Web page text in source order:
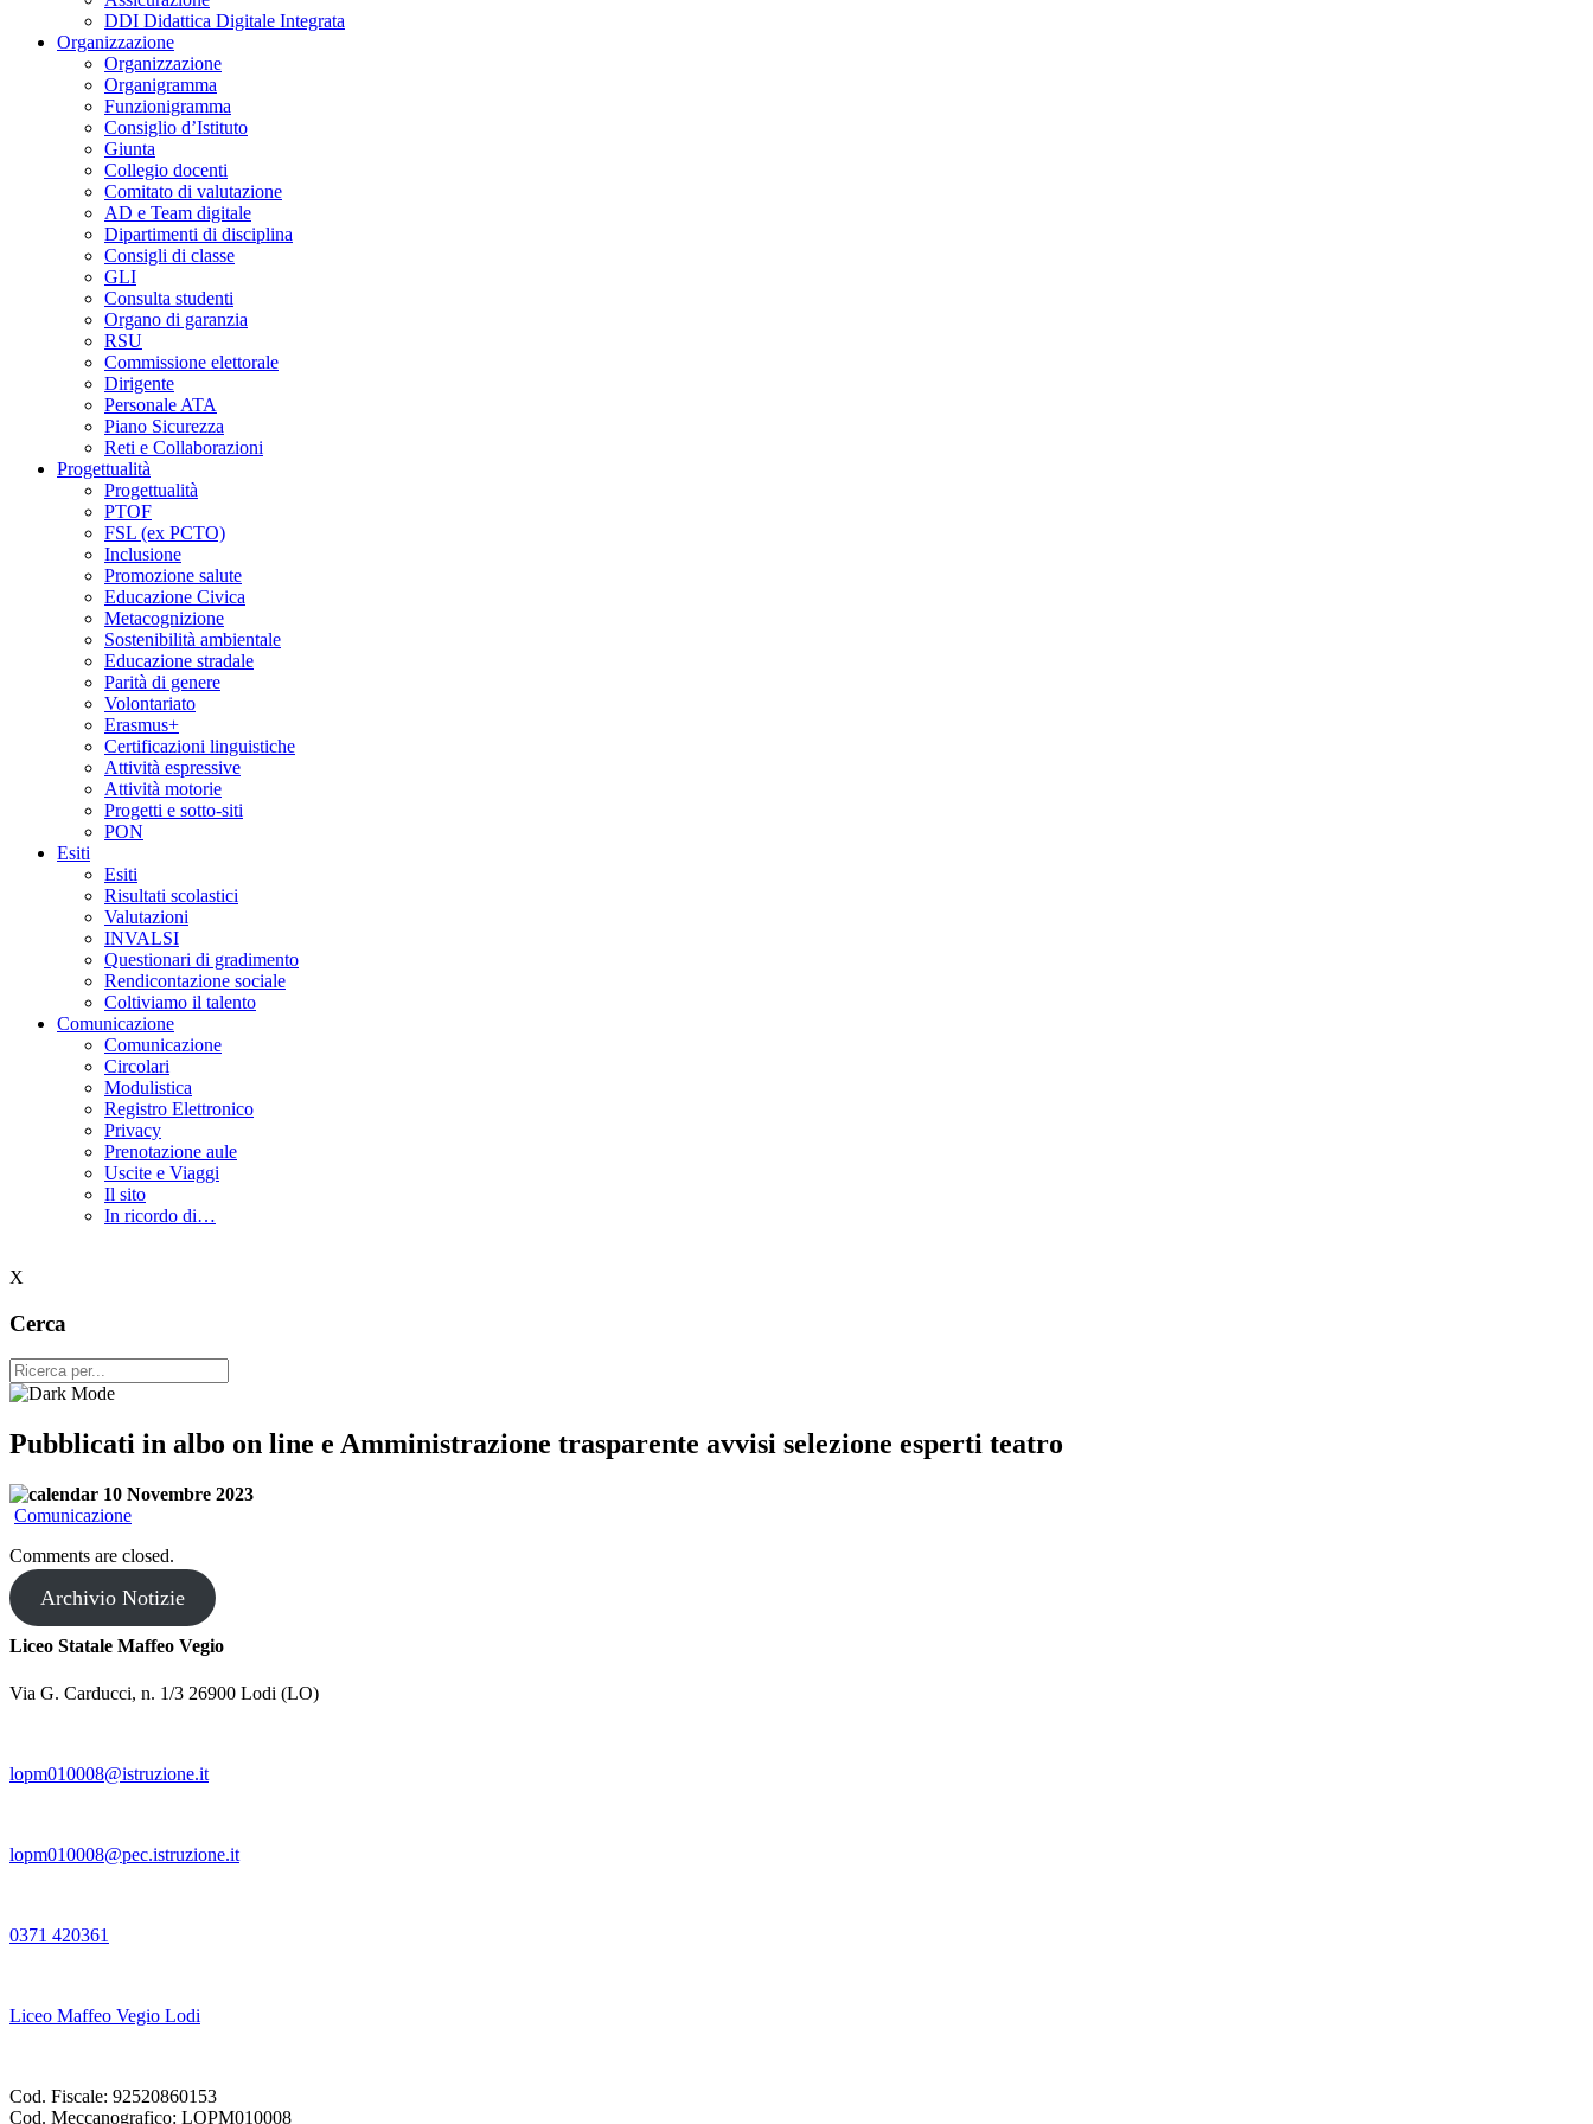
DDI Didattica Digitale Integrata
Organizzazione
Organizzazione
Organigramma
Funzionigramma
Consiglio d’Istituto
Giunta
Collegio docenti
Comitato di valutazione
AD e Team digitale
Dipartimenti di disciplina
Consigli di classe
GLI
Consulta studenti
Organo di garanzia
RSU
Commissione elettorale
Dirigente
Personale ATA
Piano Sicurezza
Reti e Collaborazioni
Progettualità
Progettualità
PTOF
FSL (ex PCTO)
Inclusione
Promozione salute
Educazione Civica
Metacognizione
Sostenibilità ambientale
Educazione stradale
Parità di genere
Volontariato
Erasmus+
Certificazioni linguistiche
Attività espressive
Attività motorie
Progetti e sotto-siti
PON
Esiti
Esiti
Risultati scolastici
Valutazioni
INVALSI
Questionari di gradimento
Rendicontazione sociale
Coltiviamo il talento
Comunicazione
Comunicazione
Circolari
Modulistica
Registro Elettronico
Privacy
Prenotazione aule
Uscite e Viaggi
Il sito
In ricordo di…
X
Cerca
Pubblicati in albo on line e Amministrazione trasparente avvisi selezione esperti teatro
10 Novembre 2023
Comunicazione
Comments are closed.
Archivio Notizie
Liceo Statale Maffeo Vegio
Via G. Carducci, n. 1/3 26900 Lodi (LO)
lopm010008@istruzione.it
lopm010008@pec.istruzione.it
0371 420361
Liceo Maffeo Vegio Lodi
Cod. Fiscale: 92520860153
Cod. Meccanografico: LOPM010008